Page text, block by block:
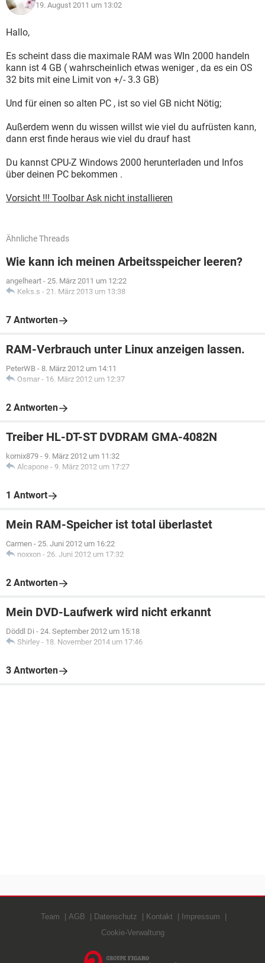
19. August 2011 um 13:02
Hallo,
Es scheint dass die maximale RAM was WIn 2000 handeln
kann ist 4 GB ( wahrscheinlich etwas weniger , da es ein OS
32 bits mit eine Limit von +/- 3.3 GB)
Und für einen so alten PC , ist so viel GB nicht Nötig;
Außerdem wenn du wissen willst wie viel du aufrüsten kann,
dann erst finde heraus wie viel du drauf hast
Du kannst CPU-Z Windows 2000 herunterladen und Infos
über deinen PC bekommen .
Vorsicht !!! Toolbar Ask nicht installieren
Ähnliche Threads
Wie kann ich meinen Arbeitsspeicher leeren?
angelheart - 25. März 2011 um 12:22
Keks.s - 21. März 2013 um 13:38
7 Antworten
RAM-Verbrauch unter Linux anzeigen lassen.
PeterWB - 8. März 2012 um 14:11
Osmar - 16. März 2012 um 12:37
2 Antworten
Treiber HL-DT-ST DVDRAM GMA-4082N
kornix879 - 9. März 2012 um 11:32
Alcapone - 9. März 2012 um 17:27
1 Antwort
Mein RAM-Speicher ist total überlastet
Carmen - 25. Juni 2012 um 16:22
noxxon - 26. Juni 2012 um 17:32
2 Antworten
Mein DVD-Laufwerk wird nicht erkannt
Döddl Di - 24. September 2012 um 15:18
Shirley - 18. November 2014 um 17:46
3 Antworten
Team AGB Datenschutz Kontakt
Impressum
Cookie-Verwaltung